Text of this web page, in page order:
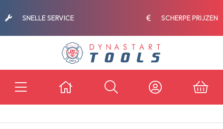
SNELLE SERVICE SCHERPE PRIJZEN
Zoek naar producten .....